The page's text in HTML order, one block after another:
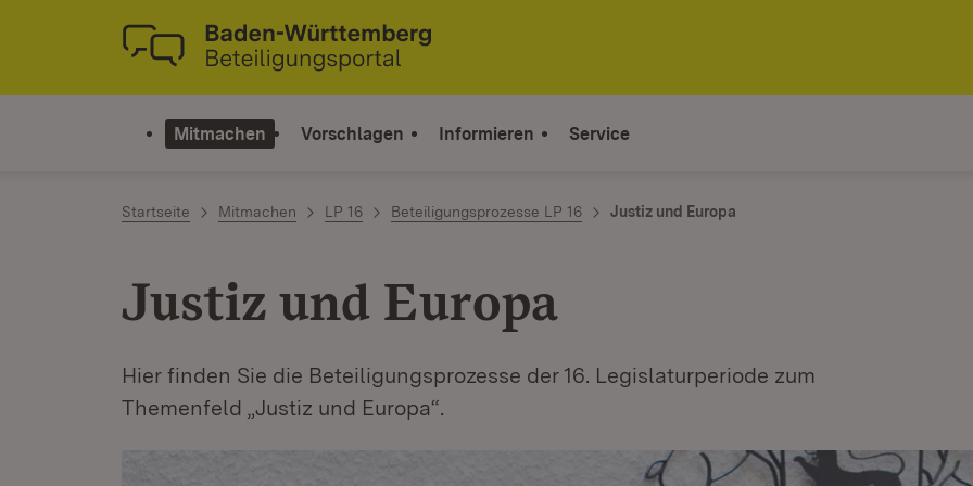
Zum Inhalt springen
Link zur Startseite
Mitmachen Vorschlagen Informieren Service
Startseite Mitmachen LP 16 Beteiligungsprozesse LP 16 Justiz und Europa
Justiz und Europa
Hier finden Sie die Beteiligungsprozesse der 16. Legislaturperiode zum
Themenfeld „Justiz und Europa“.